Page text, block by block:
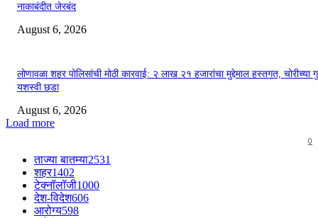
नाकाबंदीत जेरबंद
August 6, 2026
लोणावळा शहर पोलिसांची मोठी कारवाई: २ लाख २१ हजारांचा मुद्देमाल हस्तगत, चोरीच्या
यशस्वी छडा
August 6, 2026
Load more
0
ताज्या बातम्या2531
शहर1402
टेक्नॉलॉजी1000
देश-विदेश606
आरोग्य598